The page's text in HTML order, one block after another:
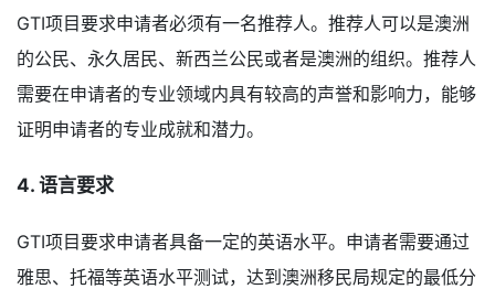
GTI项目要求申请者必须有一名推荐人。推荐人可以是澳洲
的公民、永久居民、新西兰公民或者是澳洲的组织。推荐人
需要在申请者的专业领域内具有较高的声誉和影响力，能够
证明申请者的专业成就和潜力。
4. 语言要求
GTI项目要求申请者具备一定的英语水平。申请者需要通过
雅思、托福等英语水平测试，达到澳洲移民局规定的最低分